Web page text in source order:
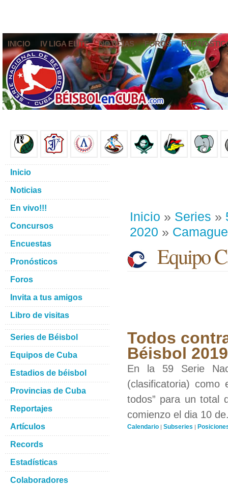
INICIO IV LIGA ELITE NOTICIAS FOROS
Inicio » Series »
2020 »
Equipo
Todos
Béisbol
En la 59 Serie
(clasificatoria) como
todos” para un total
comienzo el dia 10
Calendario | Subseries |
Inicio
Noticias
En vivo!!!
Concursos
Encuestas
Pronósticos
Foros
Invita a tus amigos
Libro de visitas
Series de Béisbol
Equipos de Cuba
Estadios de béisbol
Provincias de Cuba
Reportajes
Artículos
Records
Estadísticas
Colaboradores